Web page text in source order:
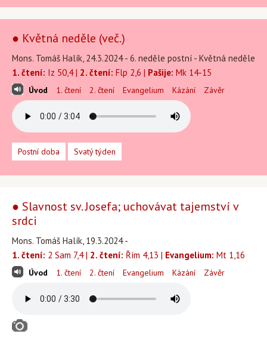
● Květná neděle (več.)
Mons. Tomáš Halík, 24.3.2024 - 6. neděle postní - Květná neděle
1. čtení: Iz 50,4 | 2. čtení: Flp 2,6 | Pašije: Mk 14-15
Úvod 1. čtení 2. čtení Evangelium Kázání Závěr
Postní doba Svatý týden
● Slavnost sv. Josefa; uchovávat tajemství v
srdci
Mons. Tomáš Halík, 19.3.2024 -
1. čtení: 2 Sam 7,4 | 2. čtení: Řím 4,13 | Evangelium: Mt 1,16
Úvod 1. čtení 2. čtení Evangelium Kázání Závěr